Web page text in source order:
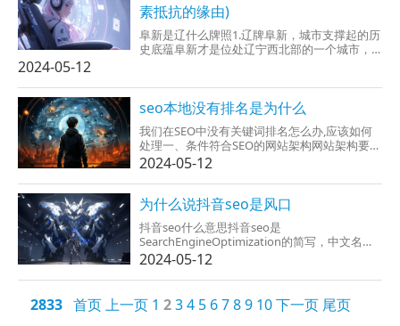
素抵抗的缘由)
阜新是辽什么牌照1.辽牌阜新，城市支撑起的历
史底蕴阜新才是位处辽宁西北部的一个城市，
金、元、明、清等朝代所统治，在历史上我曾
经是东北地区的经...
2024-05-12
seo本地没有排名是为什么
我们在SEO中没有关键词排名怎么办,应该如何
处理一、条件符合SEO的网站架构网站架构要注
意是为帮忙解决收录文章问题，代码的系统精
简，重点标签的应用，实用性高站内插件的设
计，交流和互动的思维的融入其中都最需要网
站设计，从用户体验对于，网站的美观最为重
要的是，只要你您可以解...
2024-05-12
为什么说抖音seo是风口
抖音seo什么意思抖音seo是
SearchEngineOptimization的简写，中文名搜
索引擎优化。抖音SEO是是对抖音搜索的优化技
术，是指实际实力提升目标视频的视频质量和
相关性以至于目标视频条件符合抖音搜索的排
名规则，从而增...
2024-05-12
2833 首页上一页 1 234 5 6789 10下一页 尾页